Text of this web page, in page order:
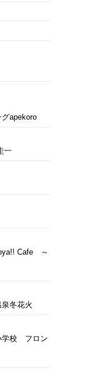
apekoro
一
Cafe ～
冬花火
学校 フロン